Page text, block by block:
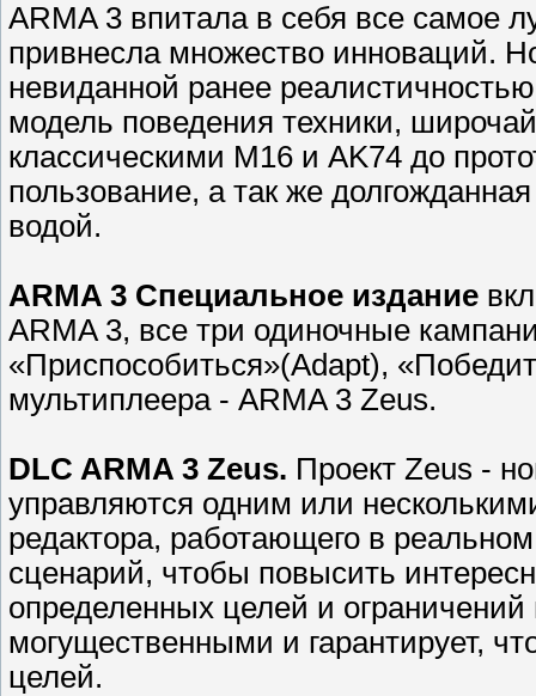
ARMA 3 впитала в себя все самое
привнесла множество инноваций.
невиданной ранее
модель поведения техники,
классическими M16 и AK74 до
пользование, а так же
водой.
ARMA 3 Специальное издание
ARMA 3, все три одиночные
«Приспособиться»(Adapt),
мультиплеера - АRMA 3 Zeus.
DLC ARMA 3 Zeus. Проект Zeus -
управляются одним или
редактора, работающего в
сценарий, чтобы повысить
определенных целей и
могущественными и гарантирует,
целей.